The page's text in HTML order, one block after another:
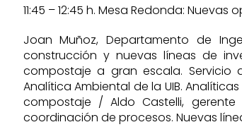
11:45 – 12:45 h. Mesa Redonda:
Joan Muñoz, Departamento de
construcción y nuevas líneas de
compostaje a gran escala. Servicio
Analítica Ambiental de la UIB.
compostaje / Aldo Castelli,
coordinación de procesos. Nuevas